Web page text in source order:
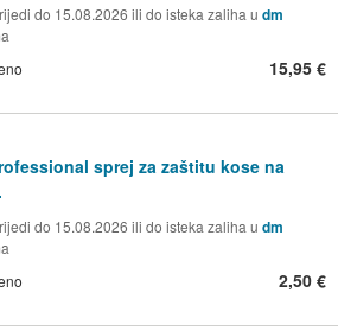
do 15.08.2026 ili do isteka zaliha u dm
15,95 €
sprej za zaštitu kose na
do 15.08.2026 ili do isteka zaliha u dm
2,50 €